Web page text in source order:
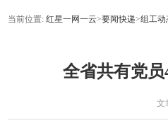
当前位置: 红星一网一云>要闻快递>组工动
全省共有党员
文